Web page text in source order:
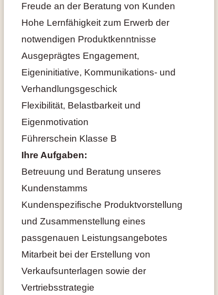
Freude an der Beratung von Kunden
Hohe Lernfähigkeit zum Erwerb der
notwendigen Produktkenntnisse
Ausgeprägtes Engagement,
Eigeninitiative, Kommunikations- und
Verhandlungsgeschick
Flexibilität, Belastbarkeit und
Eigenmotivation
Führerschein Klasse B
Ihre Aufgaben:
Betreuung und Beratung unseres
Kundenstamms
Kundenspezifische Produktvorstellung
und Zusammenstellung eines
passgenauen Leistungsangebotes
Mitarbeit bei der Erstellung von
Verkaufsunterlagen sowie der
Vertriebsstrategie